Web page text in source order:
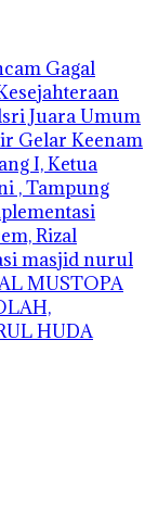
Gagal
Juara Umum
Gelar Keenam
I, Ketua
, Tampung
Rizal
masjid nurul
MUSTOPA
HUDA